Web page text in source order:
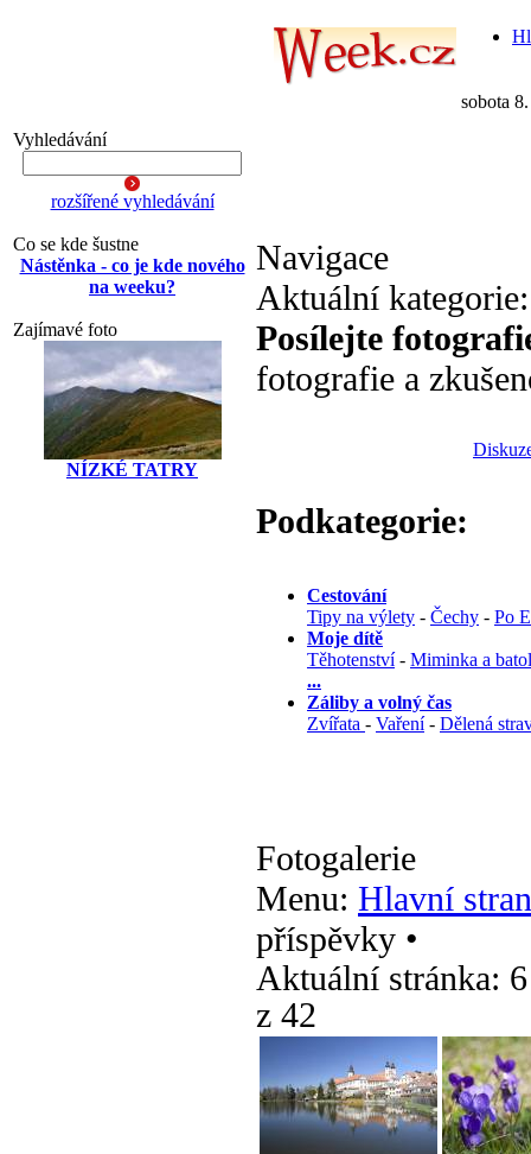
sobota
Vyhledávání
rozšířené vyhledávání
Co se kde šustne
Nástěnka - co je kde nového
na weeku?
Zajímavé foto
NÍZKÉ TATRY
Navigace
Aktuální
Posílejte
fotografie a
Podkategorie:
Cestování
Tipy na výlety - Čechy - Po
Moje dítě
Těhotenství- Miminka a
...
Záliby a volný čas
Zvířata - Vaření- Dělená
Fotogalerie
Menu: Hlavní
příspěvky •
Aktuální stránka: 6
z 42